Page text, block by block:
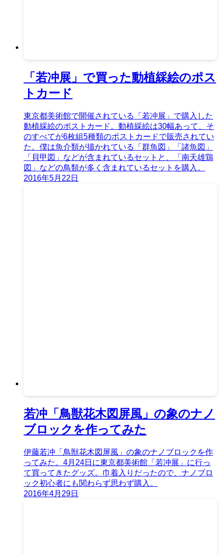
「若冲展」で買った動植綵絵のポス
トカード
東京都美術館で開催されている「若冲展」で購入した
動植綵絵のポストカード。動植綵絵は30幅あって、そ
のすべてが6枚組5種類のポストカードで販売されてい
た。僕は魚介類が描かれている「群魚図」「諸魚図」
「貝甲図」などが含まれているセットと、「南天雄鶏
図」などの鳥類が多く含まれているセットを購入。
2016年5月22日
若冲「鳥獣花木図屏風」の象のナノ
ブロックを作ってみた
伊藤若冲「鳥獣花木図屏風」の象のナノブロックを作
ってみた。4月24日に東京都美術館「若冲展」に行っ
て買ってきたグッズ。巾着入りだったので、ナノブロ
ック初心者にも関わらず思わず購入。
2016年4月29日